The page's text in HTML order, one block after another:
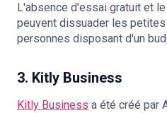
L'absence d'essai gratuit et
peuvent dissuader les
personnes disposant d'un
3. Kitly Business
Kitly Business a été créé par